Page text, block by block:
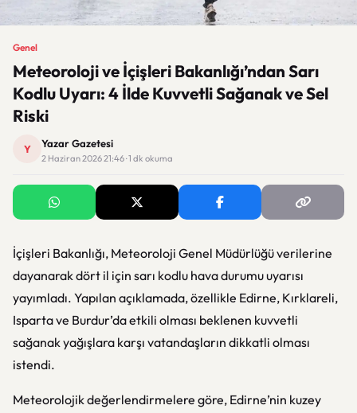
Genel
Meteoroloji ve İçişleri Bakanlığı’ndan Sarı
Kodlu Uyarı: 4 İlde Kuvvetli Sağanak ve Sel
Riski
Y Yazar Gazetesi
2 Haziran 2026 21:46 · 1 dk okuma
İçişleri Bakanlığı, Meteoroloji Genel Müdürlüğü verilerine
dayanarak dört il için sarı kodlu hava durumu uyarısı
yayımladı. Yapılan açıklamada, özellikle Edirne, Kırklareli,
Isparta ve Burdur’da etkili olması beklenen kuvvetli
sağanak yağışlara karşı vatandaşların dikkatli olması
istendi.
Meteorolojik değerlendirmelere göre, Edirne’nin kuzey